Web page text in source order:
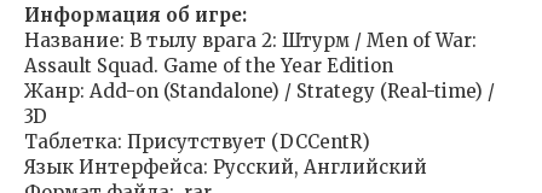
Информация об игре:
Название: В тылу врага 2: Штурм / Men of War:
Assault Squad. Game of the Year Edition
Жанр: Add-on (Standalone) / Strategy (Real-time) /
3D
Таблетка: Присутствует (DCCentR)
Язык Интерфейса: Русский, Английский